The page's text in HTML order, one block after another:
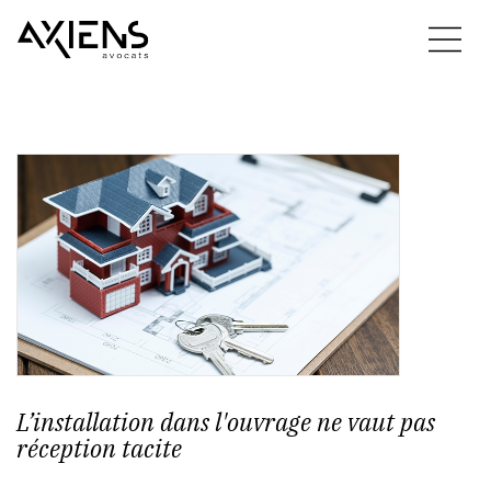
L’installation dans l'ouvrage ne vaut pas
réception tacite